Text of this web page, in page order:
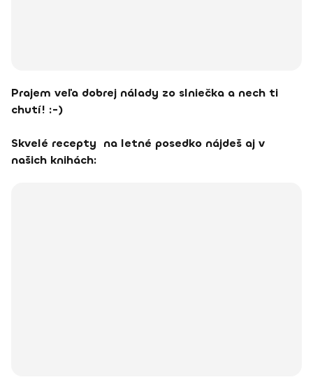
Prajem veľa dobrej nálady zo slniečka a nech ti
chutí! :-)
Skvelé recepty na letné posedko nájdeš aj v
našich knihách: